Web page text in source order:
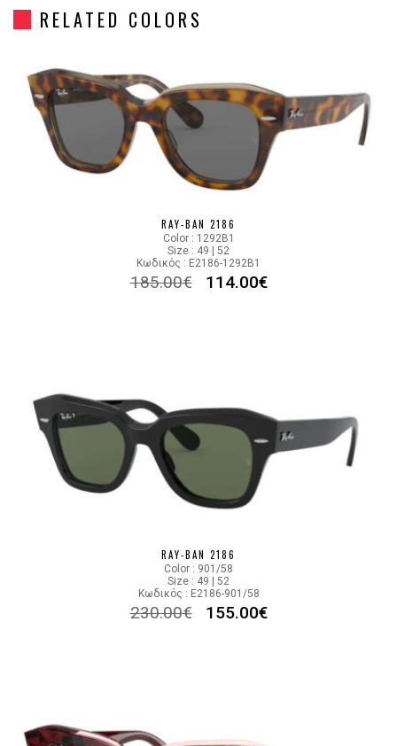
Material Κοκκάλινο
Color
Lens Color GRADIENT BLUE, GRAY
Color code 12993M
RELATED COLORS
RAY-BAN 2186
Color : 1292B1
Size : 49 | 52
Κωδικός : E2186-1292B1
185.00€ 114.00€
RAY-BAN 2186
Color : 901/58
Size : 49 | 52
Κωδικός : E2186-901/58
230.00€ 155.00€